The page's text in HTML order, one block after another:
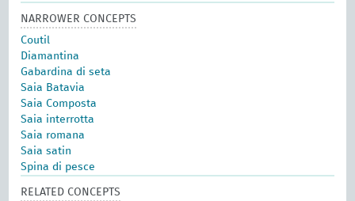
NARROWER CONCEPTS
Coutil
Diamantina
Gabardina di seta
Saia Batavia
Saia Composta
Saia interrotta
Saia romana
Saia satin
Spina di pesce
RELATED CONCEPTS